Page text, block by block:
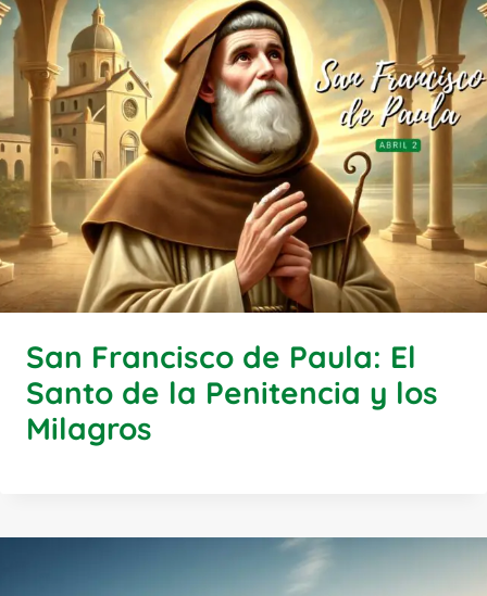
San Francisco de Paula: El
Santo de la Penitencia y los
Milagros